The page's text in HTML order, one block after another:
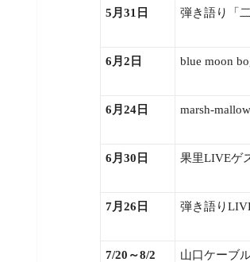
5月31日 弾き語り「
6月2日 blue moon
6月24日 marsh-mallow
6月30日 果里LIVEゲ
7月26日 弾き語り
7/20～8/2 山口ケーブ